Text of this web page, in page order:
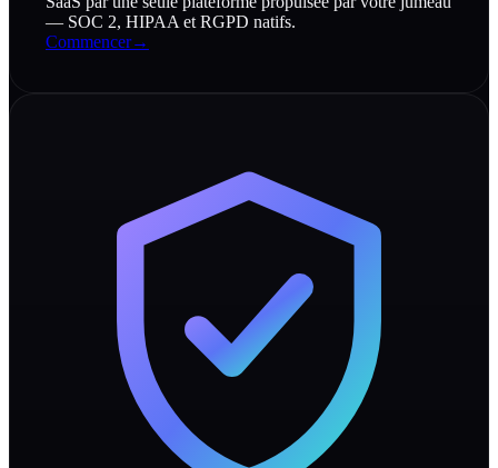
— SOC 2, HIPAA et RGPD natifs.
Commencer→